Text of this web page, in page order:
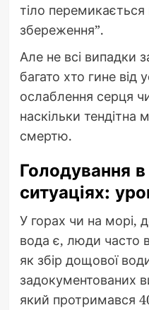
тіло
збереження”.
Але не всі випадки
багато хто гине від
ослаблення серця
наскільки
смертю.
Голодування
ситуаціях:
У горах чи на морі,
вода є, люди часто
як збір дощової
задокументованих
який протримався